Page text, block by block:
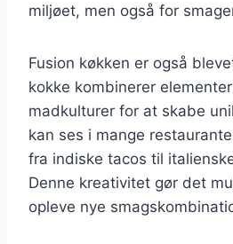
miljøet, men også for
Fusion køkken er også
kokke kombinerer
madkulturer for at skabe
kan ses i mange
fra indiske tacos til
Denne kreativitet gør det
opleve nye